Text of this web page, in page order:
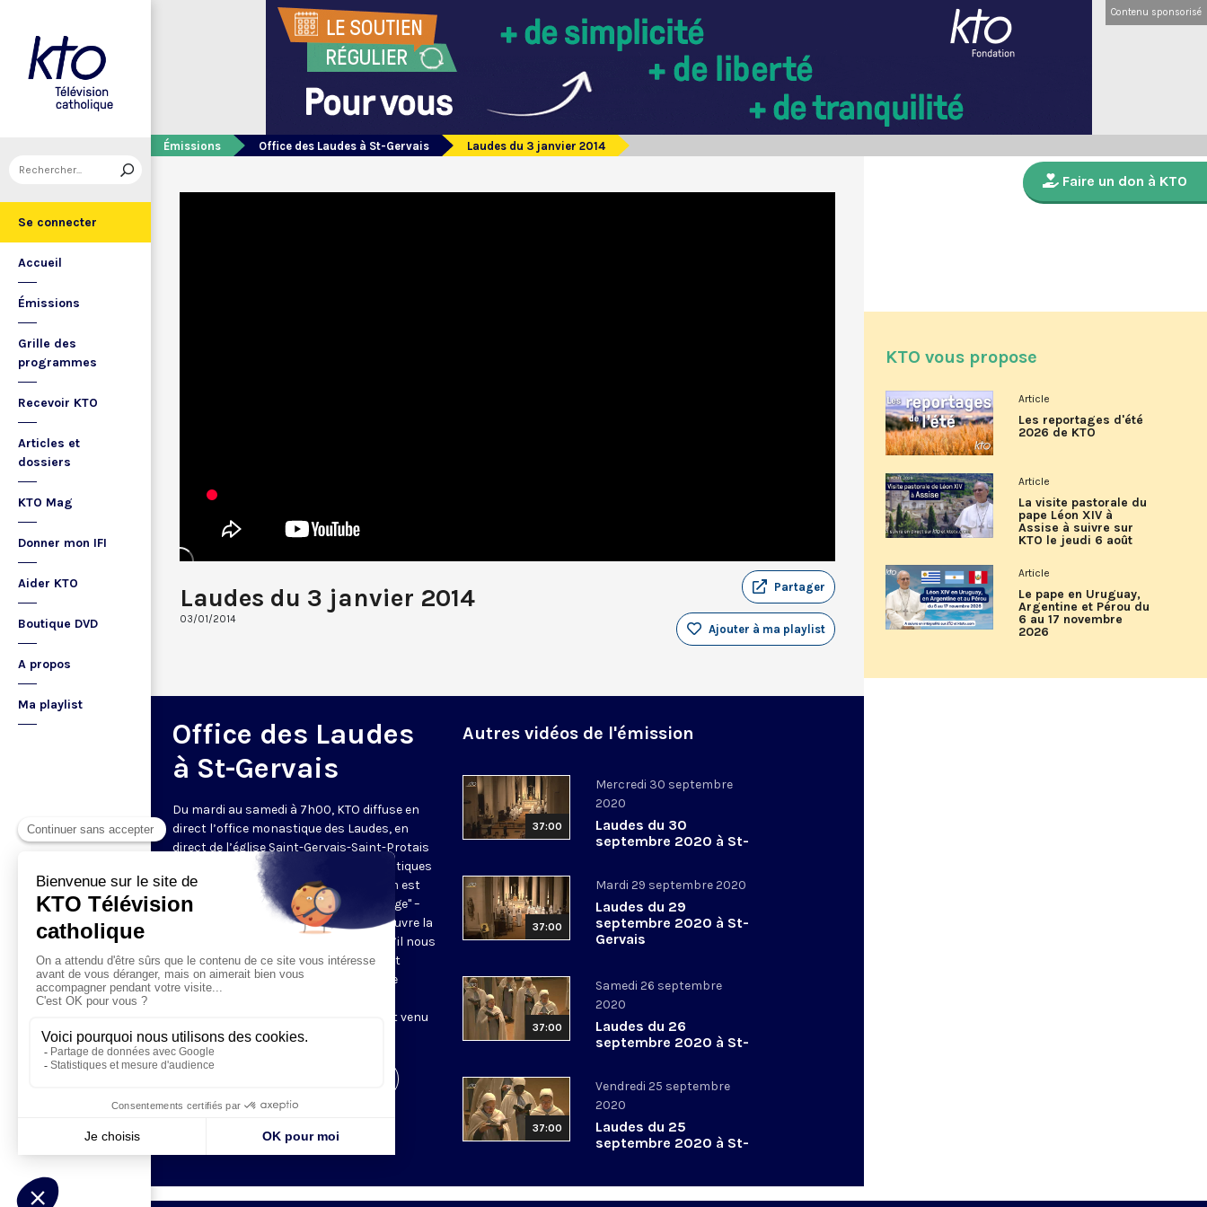
Se connecter
Accueil
Émissions
Grille des
programmes
Recevoir KTO
Articles et
dossiers
KTO Mag
Donner mon IFI
Aider KTO
Boutique DVD
A propos
Ma playlist
Contenu sponsorisé
Émissions Office des Laudes à St-Gervais Laudes du 3 janvier 2014
Laudes du 3 janvier 2014
03/01/2014
Partager
Ajouter à ma playlist
Office des Laudes
à St-Gervais
Du mardi au samedi à 7h00, KTO diffuse en
direct l’office monastique des Laudes, en
direct de l’église Saint-Gervais-Saint-Protais
(Paris IVe), avec les Fraternités Monastiques
de Jérusalem. Les Laudes – dont le nom est
dérivé du terme latin qui signifie "louange" –
sont d’abord la prière de louange qui ouvre la
journée pour remercier Dieu du don qu’il nous
fait de ce jour nouveau, et le placer tout
entier sous son regard. Mais son heure
Résurrection du Seigneur, "soleil levant venu
nous visiter" (Lc 1,28).
Autres vidéos de l'émission
37:00
Mercredi 30 septembre
2020
Laudes du 30
septembre 2020 à St-
37:00
Mardi 29 septembre 2020
Laudes du 29
septembre 2020 à St-
Gervais
37:00
Samedi 26 septembre
2020
Laudes du 26
septembre 2020 à St-
37:00
Vendredi 25 septembre
2020
Laudes du 25
septembre 2020 à St-
Faire un don à KTO
KTO vous propose
Article
Les reportages d'été
2026 de KTO
Article
La visite pastorale du
pape Léon XIV à
Assise à suivre sur
KTO le jeudi 6 août
Article
Le pape en Uruguay,
Argentine et Pérou du
6 au 17 novembre
2026